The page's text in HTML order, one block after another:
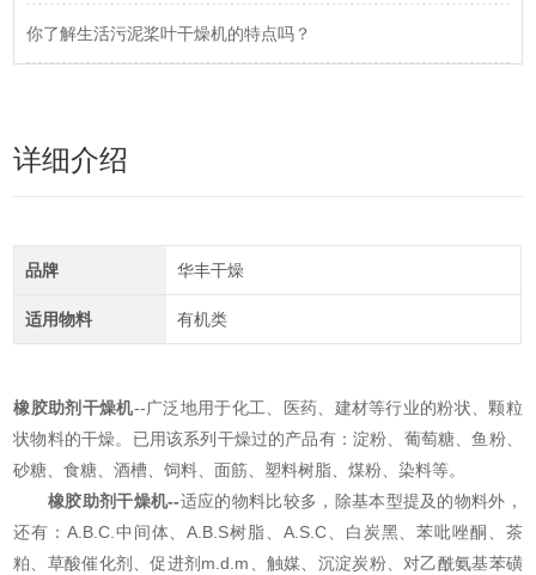
你了解生活污泥桨叶干燥机的特点吗？
详细介绍
品牌 华丰干燥
适用物料 有机类
橡胶助剂干燥机--广泛地用于化工、医药、建材等行业的粉状、颗粒
状物料的干燥。已用该系列干燥过的产品有：淀粉、葡萄糖、鱼粉、
砂糖、食糖、酒槽、饲料、面筋、塑料树脂、煤粉、染料等。
橡胶助剂干燥机--适应的物料比较多，除基本型提及的物料外，
还有：A.B.C.中间体、A.B.S树脂、A.S.C、白炭黑、苯吡唑酮、茶
粕、草酸催化剂、促进剂m.d.m、触媒、沉淀炭粉、对乙酰氨基苯磺